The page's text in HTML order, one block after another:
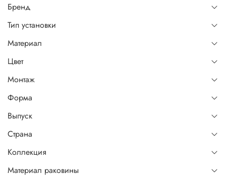
Бренд
Тип установки
Материал
Цвет
Монтаж
Форма
Выпуск
Страна
Коллекция
Материал раковины